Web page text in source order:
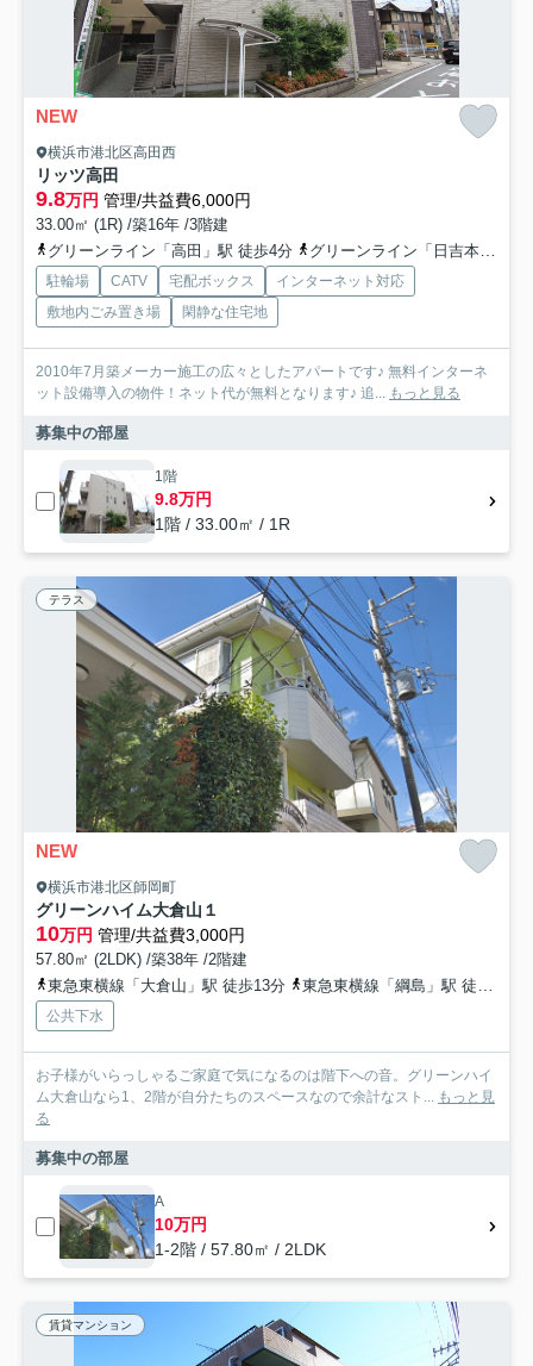
NEW
横浜市港北区高田西
リッツ高田
9.8万円 管理/共益費6,000円
33.00㎡ (1R) /築16年 /3階建
グリーンライン「高田」駅 徒歩4分
グリーンライン「日吉本町」駅 徒歩19分
駐輪場 CATV 宅配ボックス
インターネット対応
敷地内ごみ置き場
閑静な住宅地
2010年7月築メーカー施工の広々としたアパートです♪ 無料インターネ
ット設備導入の物件！ネット代が無料となります♪ 追... もっと見る
募集中の部屋
1階
9.8万円
1階 / 33.00㎡ / 1R
テラス
NEW
横浜市港北区師岡町
グリーンハイム大倉山１
10万円 管理/共益費3,000円
57.80㎡ (2LDK) /築38年 /2階建
東急東横線「大倉山」駅 徒歩13分
東急東横線「綱島」駅 徒歩30分
公共下水
お子様がいらっしゃるご家庭で気になるのは階下への音。グリーンハイ
ム大倉山なら1、2階が自分たちのスペースなので余計なスト... もっと見
る
募集中の部屋
A
10万円
1-2階 / 57.80㎡ / 2LDK
賃貸マンション